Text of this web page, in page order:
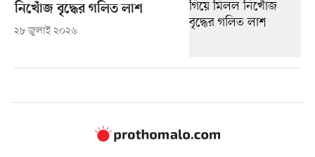
নিখোঁজ বৃদ্ধের গলিত লাশ
২৮ জুলাই ২০২৬